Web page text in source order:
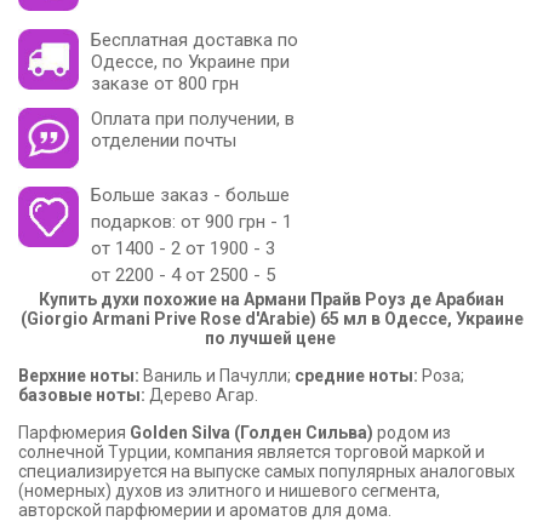
Бесплатная доставка по
Одессе, по Украине при
заказе от 800 грн
Оплата при получении, в
отделении почты
Больше заказ - больше
подарков: от 900 грн - 1
от 1400 - 2 от 1900 - 3
от 2200 - 4 от 2500 - 5
Купить духи похожие на Армани Прайв Роуз де Арабиан
(Giorgio Armani Prive Rose d'Arabie) 65 мл в Одессе, Украине
по лучшей цене
Верхние ноты: Ваниль и Пачулли; средние ноты: Роза;
базовые ноты: Дерево Агар.
Парфюмерия Golden Silva (Голден Сильва) родом из
солнечной Турции, компания является торговой маркой и
специализируется на выпуске самых популярных аналоговых
(номерных) духов из элитного и нишевого сегмента,
авторской парфюмерии и ароматов для дома.